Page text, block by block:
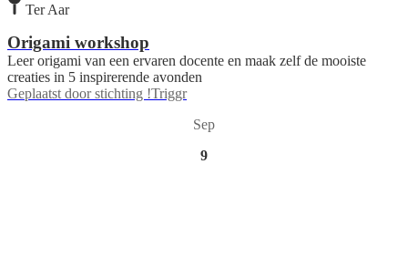
Ter Aar
Origami workshop
Leer origami van een ervaren docente en maak zelf de mooiste
creaties in 5 inspirerende avonden
Geplaatst door stichting !Triggr
Sep
9